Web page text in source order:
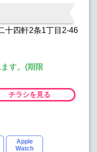
十四軒2条1丁目2-46
す。(期限
チラシを見る
Apple
Watch